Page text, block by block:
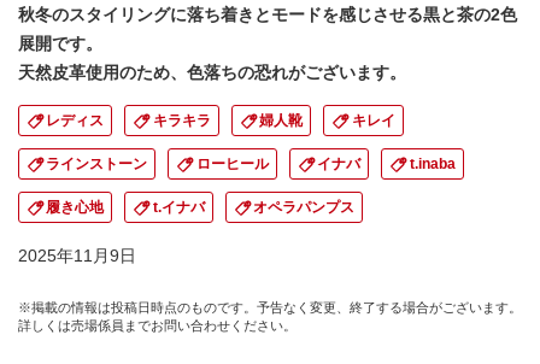
秋冬のスタイリングに落ち着きとモードを感じさせる黒と茶の2色
展開です。
天然皮革使用のため、色落ちの恐れがございます。
レディス キラキラ 婦人靴 キレイ
ラインストーン ローヒール イナバ t.inaba
履き心地 t.イナバ オペラパンプス
2025年11月9日
※掲載の情報は投稿日時点のものです。予告なく変更、終了する場合がございます。
詳しくは売場係員までお問い合わせください。